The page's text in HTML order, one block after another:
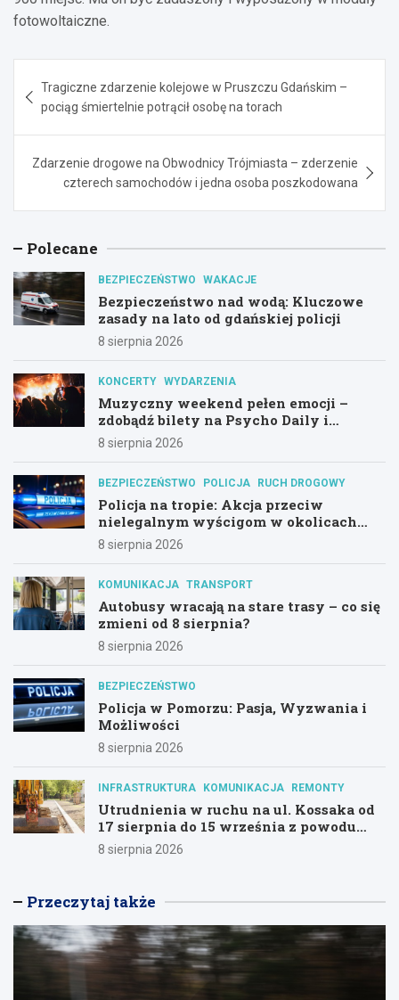
fotowoltaiczne.
wpisu
Tragiczne zdarzenie kolejowe w Pruszczu Gdańskim –
pociąg śmiertelnie potrącił osobę na torach
Zdarzenie drogowe na Obwodnicy Trójmiasta – zderzenie
czterech samochodów i jedna osoba poszkodowana
Polecane
BEZPIECZEŃSTWO WAKACJE
Bezpieczeństwo nad wodą: Kluczowe
zasady na lato od gdańskiej policji
8 sierpnia 2026
KONCERTY WYDARZENIA
Muzyczny weekend pełen emocji –
zdobądź bilety na Psycho Daily i
Alternatywny Las!
8 sierpnia 2026
BEZPIECZEŃSTWO POLICJA RUCH DROGOWY
Policja na tropie: Akcja przeciw
nielegalnym wyścigom w okolicach
Hali Olivia
8 sierpnia 2026
KOMUNIKACJA TRANSPORT
Autobusy wracają na stare trasy – co się
zmieni od 8 sierpnia?
8 sierpnia 2026
BEZPIECZEŃSTWO
Policja w Pomorzu: Pasja, Wyzwania i
Możliwości
8 sierpnia 2026
INFRASTRUKTURA KOMUNIKACJA REMONTY
Utrudnienia w ruchu na ul. Kossaka od
17 sierpnia do 15 września z powodu
modernizacji
8 sierpnia 2026
Przeczytaj także